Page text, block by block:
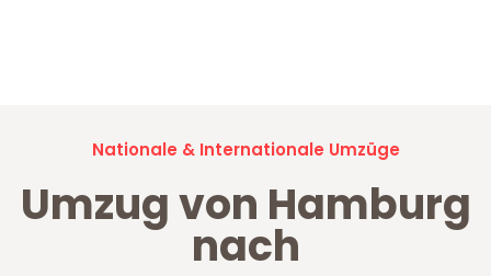
Nationale & Internationale Umzüge
Umzug von Hamburg
nach